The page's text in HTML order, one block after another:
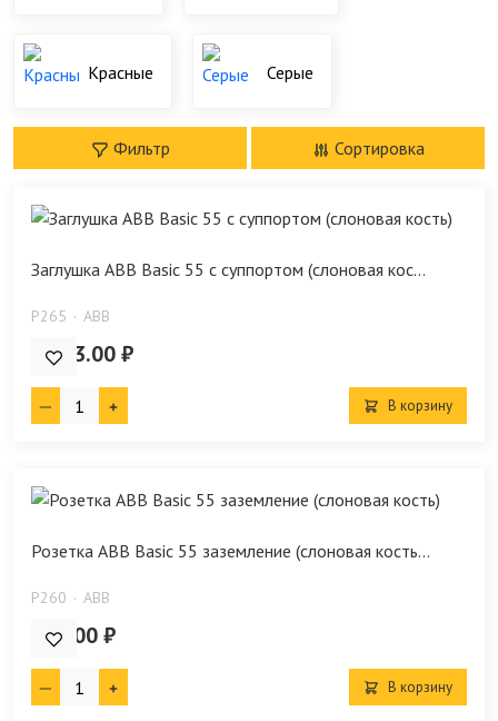
Красные Серые
Фильтр Сортировка
Заглушка ABB Basic 55 с суппортом (слоновая кос...
P265 ABB
1 053.00 ₽
В корзину
Розетка ABB Basic 55 заземление (слоновая кость...
P260 ABB
476.00 ₽
В корзину